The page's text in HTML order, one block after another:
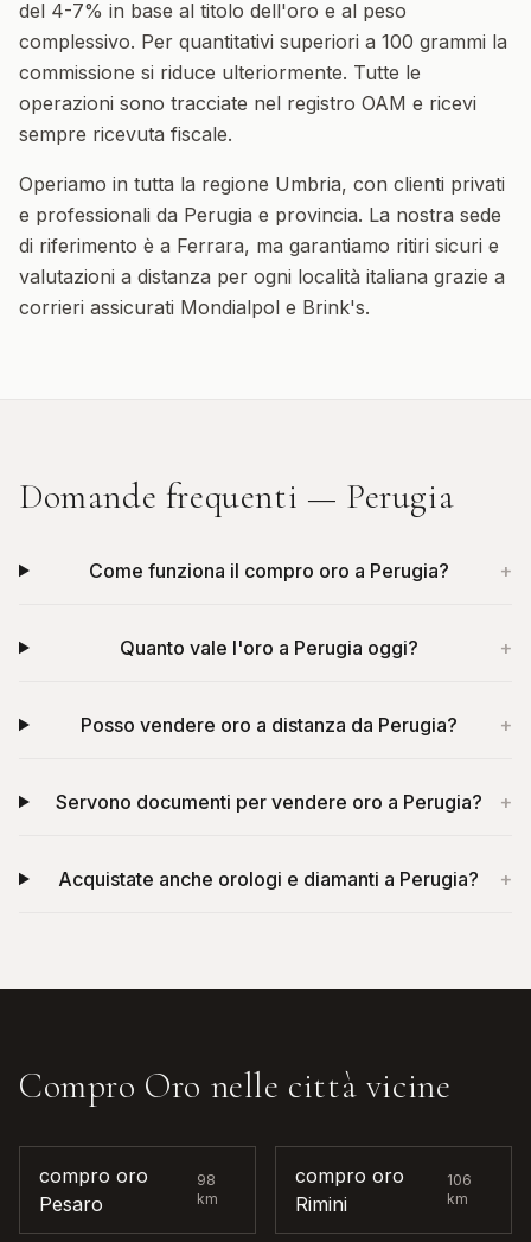
del 4-7% in base al titolo dell'oro e al peso
complessivo. Per quantitativi superiori a 100 grammi la
commissione si riduce ulteriormente. Tutte le
operazioni sono tracciate nel registro OAM e ricevi
sempre ricevuta fiscale.
Operiamo in tutta la regione Umbria, con clienti privati
e professionali da Perugia e provincia. La nostra sede
di riferimento è a Ferrara, ma garantiamo ritiri sicuri e
valutazioni a distanza per ogni località italiana grazie a
corrieri assicurati Mondialpol e Brink's.
Domande frequenti — Perugia
Come funziona il compro oro a Perugia? +
Quanto vale l'oro a Perugia oggi? +
Posso vendere oro a distanza da Perugia? +
Servono documenti per vendere oro a Perugia? +
Acquistate anche orologi e diamanti a Perugia? +
Compro Oro nelle città vicine
compro oro
Pesaro
98
km
compro oro
Rimini
106
km